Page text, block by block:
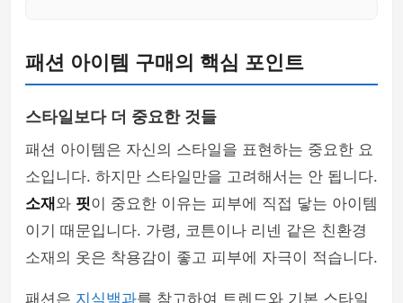
패션 아이템 구매의 핵심 포인트
스타일보다 더 중요한 것들
패션 아이템은 자신의 스타일을 표현하는 중요한 요
소입니다. 하지만 스타일만을 고려해서는 안 됩니다.
소재 와 핏이 중요한 이유는 피부에 직접 닿는 아이템
이기 때문입니다. 가령, 코튼이나 리넨 같은 친환경
소재의 옷은 착용감이 좋고 피부에 자극이 적습니다.
패션은 지식백과를 참고하여 트렌드와 기본 스타일